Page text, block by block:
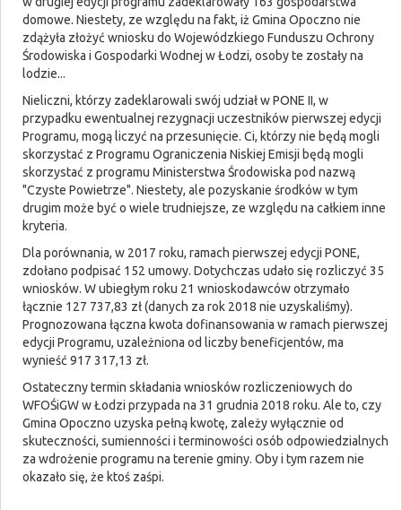
domowe. Niestety, ze względu na fakt, iż Gmina Opoczno nie
zdążyła złożyć wniosku do Wojewódzkiego Funduszu Ochrony
Środowiska i Gospodarki Wodnej w Łodzi, osoby te zostały na
lodzie...
Nieliczni, którzy zadeklarowali swój udział w PONE II, w
przypadku ewentualnej rezygnacji uczestników pierwszej edycji
Programu, mogą liczyć na przesunięcie. Ci, którzy nie będą mogli
skorzystać z Programu Ograniczenia Niskiej Emisji będą mogli
skorzystać z programu Ministerstwa Środowiska pod nazwą
"Czyste Powietrze". Niestety, ale pozyskanie środków w tym
drugim może być o wiele trudniejsze, ze względu na całkiem inne
kryteria.
Dla porównania, w 2017 roku, ramach pierwszej edycji PONE,
zdołano podpisać 152 umowy. Dotychczas udało się rozliczyć 35
wniosków. W ubiegłym roku 21 wnioskodawców otrzymało
łącznie 127 737,83 zł (danych za rok 2018 nie uzyskaliśmy).
Prognozowana łączna kwota dofinansowania w ramach pierwszej
edycji Programu, uzależniona od liczby beneficjentów, ma
wynieść 917 317,13 zł.
Ostateczny termin składania wniosków rozliczeniowych do
WFOŚiGW w Łodzi przypada na 31 grudnia 2018 roku. Ale to, czy
Gmina Opoczno uzyska pełną kwotę, zależy wyłącznie od
skuteczności, sumienności i terminowości osób odpowiedzialnych
za wdrożenie programu na terenie gminy. Oby i tym razem nie
okazało się, że ktoś zaśpi.